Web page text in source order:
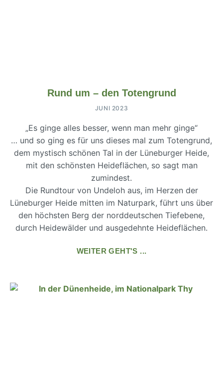
Rund um – den Totengrund
JUNI 2023
„Es ginge alles besser, wenn man mehr ginge“
… und so ging es für uns dieses mal zum Totengrund,
dem mystisch schönen Tal in der Lüneburger Heide,
mit den schönsten Heideflächen, so sagt man
zumindest.
Die Rundtour von Undeloh aus, im Herzen der
Lüneburger Heide mitten im Naturpark, führt uns über
den höchsten Berg der norddeutschen Tiefebene,
durch Heidewälder und ausgedehnte Heideflächen.
WEITER GEHT'S ...